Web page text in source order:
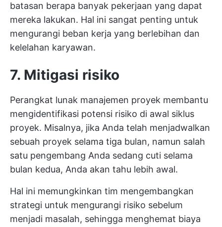
batasan berapa banyak pekerjaan yang dapat
mereka lakukan. Hal ini sangat penting untuk
mengurangi beban kerja yang berlebihan dan
kelelahan karyawan.
7. Mitigasi risiko
Perangkat lunak manajemen proyek membantu
mengidentifikasi potensi risiko di awal siklus
proyek. Misalnya, jika Anda telah menjadwalkan
sebuah proyek selama tiga bulan, namun salah
satu pengembang Anda sedang cuti selama
bulan kedua, Anda akan tahu lebih awal.
Hal ini memungkinkan tim mengembangkan
strategi untuk mengurangi risiko sebelum
menjadi masalah, sehingga menghemat biaya